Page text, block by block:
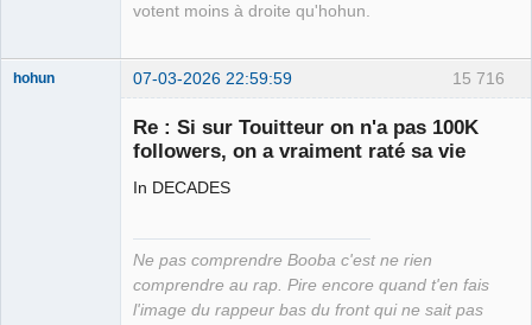
votent moins à droite qu'hohun.
15 716
hohun 07-03-2026 22:59:59
Re : Si sur Touitteur on n'a pas 100K
followers, on a vraiment raté sa vie
In DECADES
Ne pas comprendre Booba c'est ne rien
comprendre au rap. Pire encore quand t'en fais
l'image du rappeur bas du front qui ne sait pas